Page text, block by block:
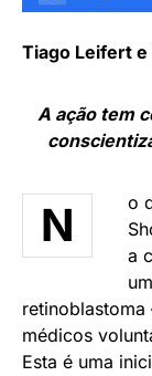
Tiago Leifert e
A ação tem
N
o
a
médicos
Esta é uma